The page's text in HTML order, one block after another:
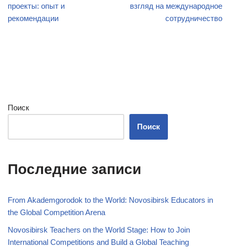
проекты: опыт и
рекомендации
взгляд на международное
сотрудничество
Поиск
Поиск
Последние записи
From Akademgorodok to the World: Novosibirsk Educators in
the Global Competition Arena
Novosibirsk Teachers on the World Stage: How to Join
International Competitions and Build a Global Teaching